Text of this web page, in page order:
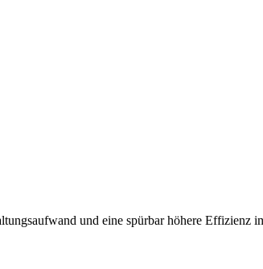
und eine spürbar höhere Effizienz